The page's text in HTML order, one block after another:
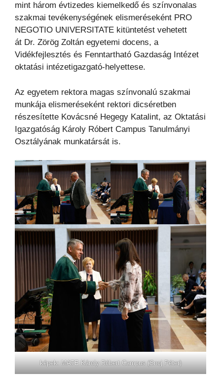
mint három évtizedes kiemelkedő és színvonalas
szakmai tevékenységének elismeréseként PRO
NEGOTIO UNIVERSITATE kitüntetést vehetett
át Dr. Zörög Zoltán egyetemi docens, a
Vidékfejlesztés és Fenntartható Gazdaság Intézet
oktatási intézetigazgató-helyettese.
Az egyetem rektora magas színvonalú szakmai
munkája elismeréseként rektori dicséretben
részesítette Kovácsné Hegegy Katalint, az Oktatási
Igazgatóság Károly Róbert Campus Tanulmányi
Osztályának munkatársát is.
képek: MATE Károly Róbert Campus (Snoj Péter)